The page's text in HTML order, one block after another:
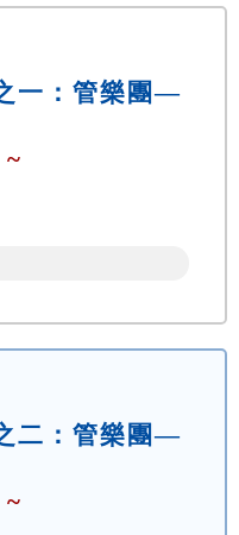
一：管樂團—
二：管樂團—